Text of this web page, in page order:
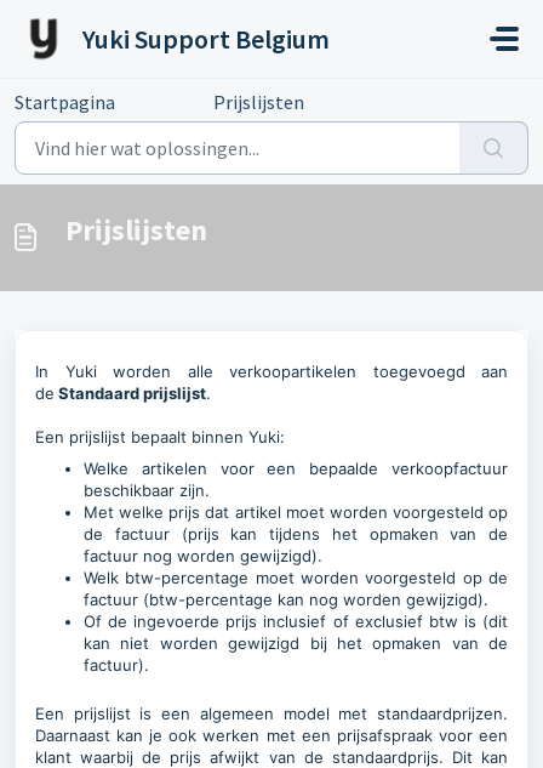
Yuki Support Belgium
Startpagina Prijslijsten
Prijslijsten
In Yuki worden alle verkoopartikelen toegevoegd aan
de Standaard prijslijst.
Een prijslijst bepaalt binnen Yuki:
Welke artikelen voor een bepaalde verkoopfactuur
beschikbaar zijn.
Met welke prijs dat artikel moet worden voorgesteld op
de factuur (prijs kan tijdens het opmaken van de
factuur nog worden gewijzigd).
Welk btw-percentage moet worden voorgesteld op de
factuur (btw-percentage kan nog worden gewijzigd).
Of de ingevoerde prijs inclusief of exclusief btw is (dit
kan niet worden gewijzigd bij het opmaken van de
factuur).
Een prijslijst is een algemeen model met standaardprijzen.
Daarnaast kan je ook werken met een prijsafspraak voor een
klant waarbij de prijs afwijkt van de standaardprijs. Dit kan